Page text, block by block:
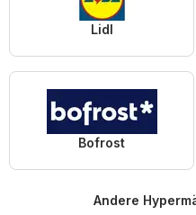
Lidl
Bofrost
Andere